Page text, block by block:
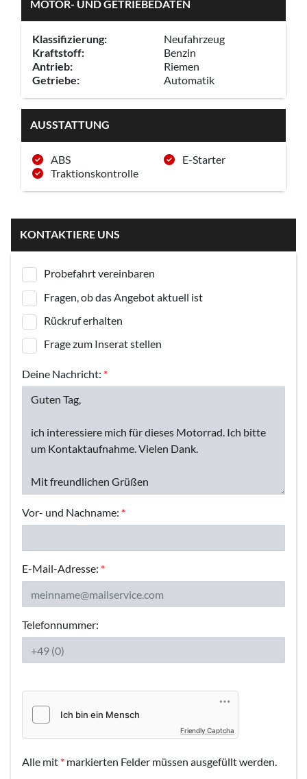
MOTOR- UND GETRIEBEDATEN
Klassifizierung:
Neufahrzeug
Kraftstoff:
Benzin
Antrieb:
Riemen
Getriebe:
Automatik
AUSSTATTUNG
ABS
E-Starter
Traktionskontrolle
KONTAKTIERE UNS
Probefahrt vereinbaren
Fragen, ob das Angebot aktuell ist
Rückruf erhalten
Frage zum Inserat stellen
Deine Nachricht: *
Vor- und Nachname: *
E-Mail-Adresse: *
Telefonnummer:
Friendly Captcha
Alle mit * markierten Felder müssen ausgefüllt werden.